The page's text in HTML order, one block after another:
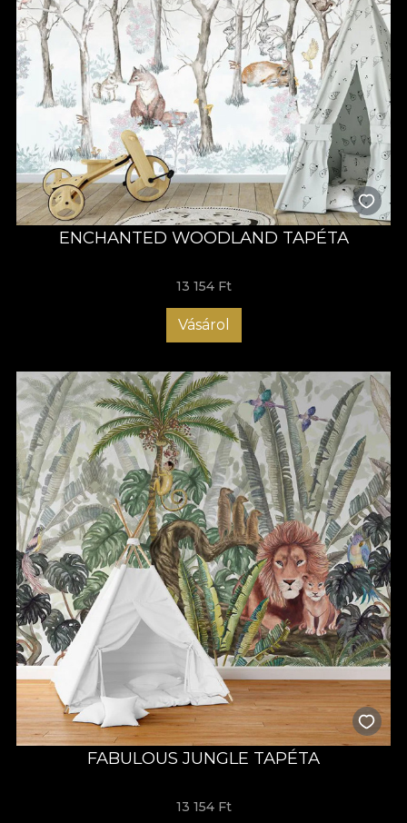
ENCHANTED WOODLAND TAPÉTA
13 154 Ft
Vásárol
FABULOUS JUNGLE TAPÉTA
13 154 Ft